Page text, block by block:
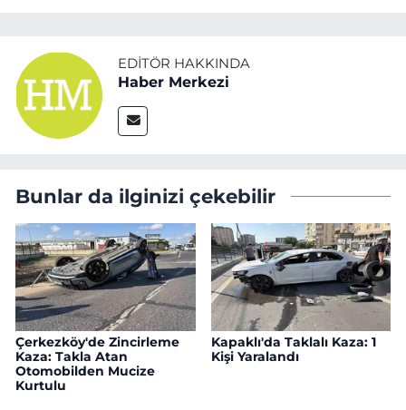
EDITÖR HAKKINDA
Haber Merkezi
Bunlar da ilginizi çekebilir
Çerkezköy'de Zincirleme
Kaza: Takla Atan
Otomobilden Mucize
Kurtulu
Kapaklı'da Taklalı Kaza: 1
Kişi Yaralandı